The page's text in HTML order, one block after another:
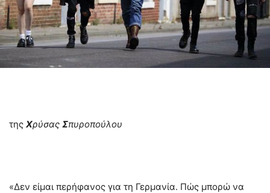
της Χρύσας Σπυροπούλου
«Δεν είμαι περήφανος για τη Γερμανία. Πώς μπορώ να